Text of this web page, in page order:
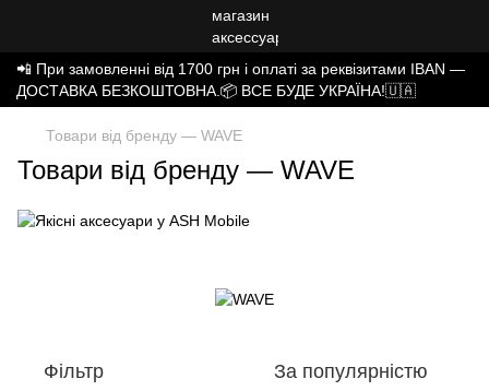
📲 При замовленні від 1700 грн і оплаті за реквізитами IBAN —
ДОСТАВКА БЕЗКОШТОВНА.📦 ВСЕ БУДЕ УКРАЇНА!🇺🇦
Товари від бренду — WAVE
Товари від бренду — WAVE
Фільтр За популярністю